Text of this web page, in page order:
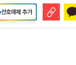
선호매체 추가